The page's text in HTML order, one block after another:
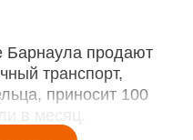
Барнаула продают
транспорт,
приносит 100
в месяц.